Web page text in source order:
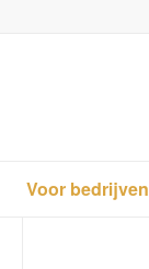
Voor bedrijven